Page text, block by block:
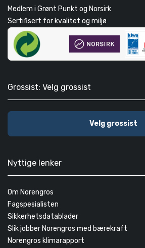
Medlem i Grønt Punkt og Norsirk
Sertifisert for kvalitet og miljø
Grossist: Velg grossist
Velg grossist
Nyttige lenker
Om Norengros
Fagspesialisten
Sikkerhetsdatablader
Slik jobber Norengros med bærekraft
Norengros klimarapport